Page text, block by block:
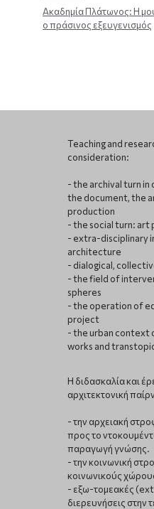
Ακαδημία Πλάτωνος: Η
ο πράσινος εξευγενισμός
Teaching and
consideration:
- the archival turn
the document, the
production
- the social turn: art
- extra-disciplinary
architecture
- dialogical,
- the field of
spheres
- the operation of
project
- the urban context
works and
Η διδασκαλία και
αρχιτεκτονική
- την αρχειακή
προς το
παραγωγή γνώσης.
- την κοινωνική
κοινωνικούς
- εξω-τομεακές
διερευνήσεις στην